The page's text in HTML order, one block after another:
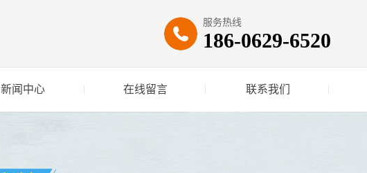
服务热线
186-0629-6520
新闻中心 在线留言 联系我们